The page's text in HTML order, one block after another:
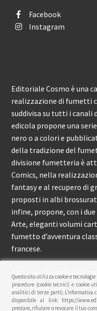
Facebook
Instagram
Editoriale Cosmo è una
realizzazione di fumetti
suddivisa su tutti i canali
edicola propone una
nero o a colori e
della tradizione del
divisione fumetteria è
Comics, nella
fantasy e al recupero di
proposti in albi
infine, propone, con i
Arte, eleganti volumi
fumetto d’avventura
francese.
Editoriale Cosmo è
circa 150 pubblicazioni
© Editoriale Cosmo 2026
Questo sito utilizza cookie e
procedure (cookie tecnici) e cookie
analitici di terze parti). L’informativa
disponibile al link: https://
prestare, rifiutare o revocare il tuo